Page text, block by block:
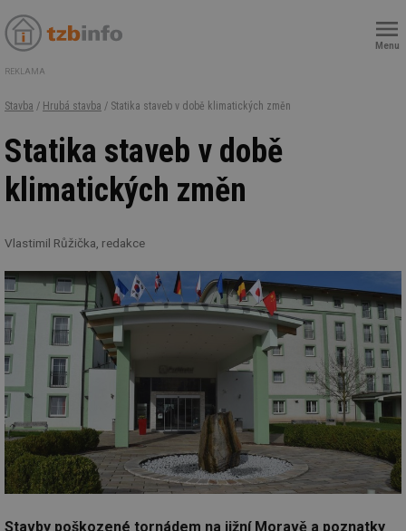
Menu
REKLAMA
Stavba / Hrubá stavba / Statika staveb v době klimatických změn
Statika staveb v době
klimatických změn
Vlastimil Růžička, redakce
Stavby poškozené tornádem na jižní Moravě a poznatky